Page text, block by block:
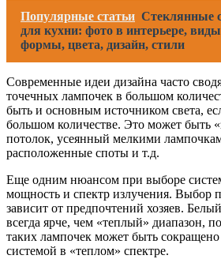
Популярные статьи Стеклянные
для кухни: фото в интерьере,
формы, цвета, дизайн, стили
Современные идеи дизайна часто
точечных лампочек в большом
быть и основным источником света,
большом количестве. Это может быть
потолок, усеянный мелкими
расположенные споты и т.д.
Еще одним нюансом при выборе
мощность и спектр излучения. Выбор
зависит от предпочтений хозяев.
всегда ярче, чем «теплый» диапазон,
таких лампочек может быть
системой в «теплом» спектре.